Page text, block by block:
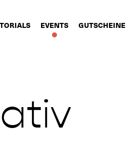
EVENTS GUTSCHEINE